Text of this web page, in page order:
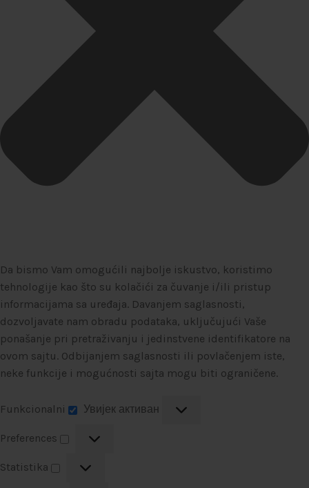
Da bismo Vam omogućili najbolje iskustvo, koristimo
tehnologije kao što su kolačići za čuvanje i/ili pristup
informacijama sa uređaja. Davanjem saglasnosti,
dozvoljavate nam obradu podataka, uključujući Vaše
ponašanje pri pretraživanju i jedinstvene identifikatore na
ovom sajtu. Odbijanjem saglasnosti ili povlačenjem iste,
neke funkcije i mogućnosti sajta mogu biti ograničene.
Funkcionalni Увијек активан
Preferences
Statistika